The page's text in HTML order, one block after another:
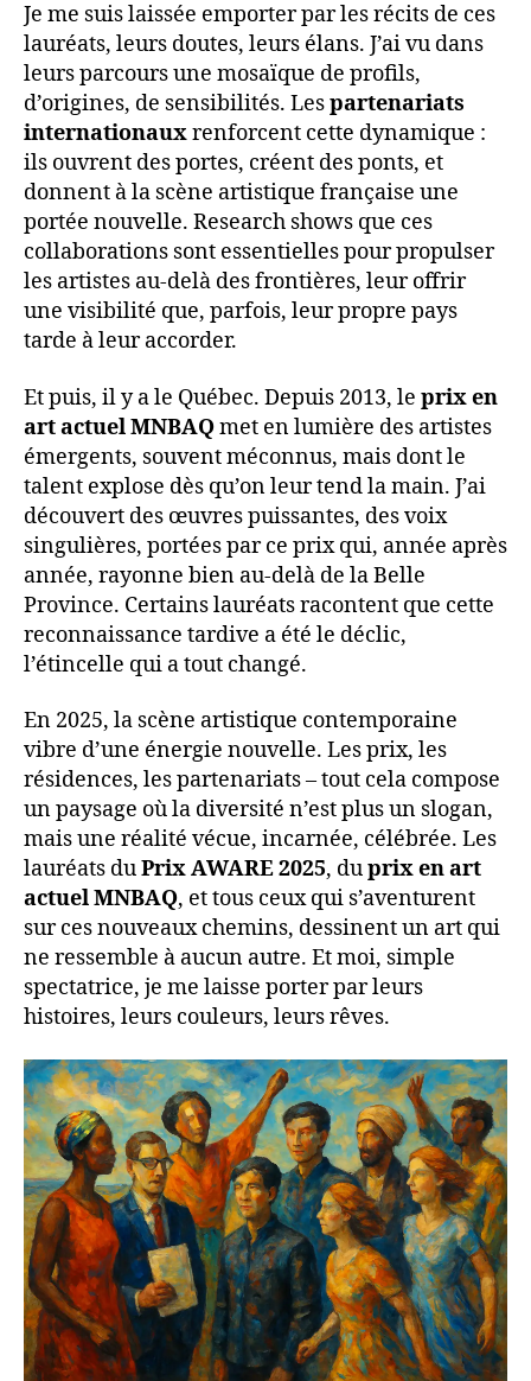
Je me suis laissée emporter par les récits de ces
lauréats, leurs doutes, leurs élans. J’ai vu dans
leurs parcours une mosaïque de profils,
d’origines, de sensibilités. Lespartenariats
internationauxrenforcent cette dynamique :
ils ouvrent des portes, créent des ponts, et
donnent à la scène artistique française une
portée nouvelle. Research shows que ces
collaborations sont essentielles pour propulser
les artistes au-delà des frontières, leur offrir
une visibilité que, parfois, leur propre pays
tarde à leur accorder.
Et puis, il y a le Québec. Depuis 2013, le prix en
art actuel MNBAQmet en lumière des artistes
émergents, souvent méconnus, mais dont le
talent explose dès qu’on leur tend la main. J’ai
découvert des œuvres puissantes, des voix
singulières, portées par ce prix qui, année après
année, rayonne bien au-delà de la Belle
Province. Certains lauréats racontent que cette
reconnaissance tardive a été le déclic,
l’étincelle qui a tout changé.
En 2025, la scène artistique contemporaine
vibre d’une énergie nouvelle. Les prix, les
résidences, les partenariats – tout cela compose
un paysage où la diversité n’est plus un slogan,
mais une réalité vécue, incarnée, célébrée. Les
lauréats duPrix AWARE 2025, duprix en art
actuel MNBAQ, et tous ceux qui s’aventurent
sur ces nouveaux chemins, dessinent un art qui
ne ressemble à aucun autre. Et moi, simple
spectatrice, je me laisse porter par leurs
histoires, leurs couleurs, leurs rêves.